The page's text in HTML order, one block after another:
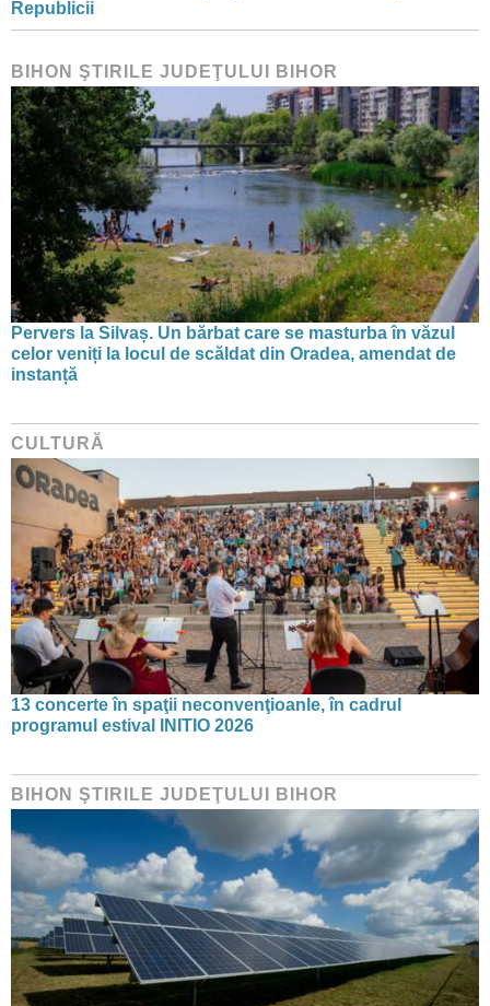
Republicii
BIHON ŞTIRILE JUDEŢULUI BIHOR
Pervers la Silvaș. Un bărbat care se masturba în văzul
celor veniți la locul de scăldat din Oradea, amendat de
instanță
CULTURĂ
13 concerte în spaţii neconvenţioanle, în cadrul
programul estival INITIO 2026
BIHON ŞTIRILE JUDEŢULUI BIHOR